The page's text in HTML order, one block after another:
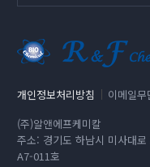
개인정보처리방침
이메일
(주)알앤에프케미칼
주소: 경기도 하남시 미사대
A7-011호